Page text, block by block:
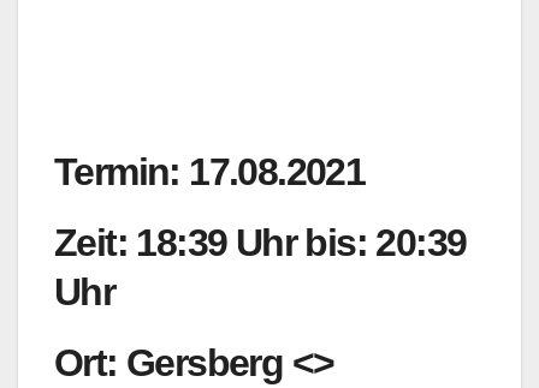
Termin: 17.08.2021
Zeit: 18:39 Uhr bis: 20:39
Uhr
Ort: Gersberg <>